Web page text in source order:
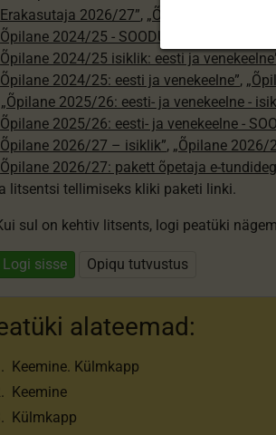
2026/27”, „Õpilane 2024/25”
2024/25 - SOODUSHIND!”
2024/25 isiklik: eesti ja
2024/25: eesti ja venekeelne”,
„Õpilane 2025/26: eesti- ja venekeelne -
2025/26: eesti- ja venekeelne -
2026/27 – isiklik”, „Õpilane 2026/
2026/27: pakett õpetaja e-
litsentsi tellimiseks kliki paketi linki.
sul on kehtiv litsents, logi peatüki
Logi sisse Opiqu tutvustus
alateemad:
Keemine. Külmkapp
Keemine
Külmkapp